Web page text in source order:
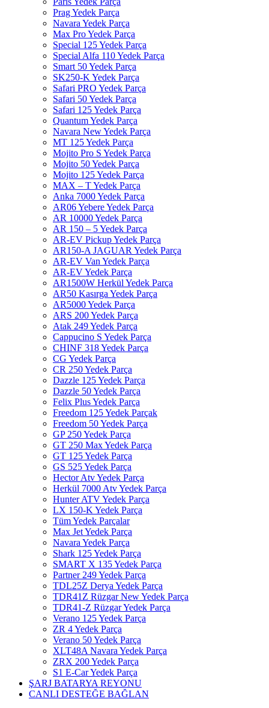
Prag Yedek Parça
Navara Yedek Parça
Max Pro Yedek Parça
Special 125 Yedek Parça
Special Alfa 110 Yedek Parça
Smart 50 Yedek Parça
SK250-K Yedek Parça
Safari PRO Yedek Parça
Safari 50 Yedek Parça
Safari 125 Yedek Parça
Quantum Yedek Parça
Navara New Yedek Parça
MT 125 Yedek Parça
Mojito Pro S Yedek Parça
Mojito 50 Yedek Parça
Mojito 125 Yedek Parça
MAX – T Yedek Parça
Anka 7000 Yedek Parça
AR06 Yebere Yedek Parça
AR 10000 Yedek Parça
AR 150 – 5 Yedek Parça
AR-EV Pickup Yedek Parça
AR150-A JAGUAR Yedek Parça
AR-EV Van Yedek Parça
AR-EV Yedek Parça
AR1500W Herkül Yedek Parça
AR50 Kasırga Yedek Parça
AR5000 Yedek Parça
ARS 200 Yedek Parça
Atak 249 Yedek Parça
Cappucino S Yedek Parça
CHINF 318 Yedek Parça
CG Yedek Parça
CR 250 Yedek Parça
Dazzle 125 Yedek Parça
Dazzle 50 Yedek Parça
Felix Plus Yedek Parça
Freedom 125 Yedek Parçak
Freedom 50 Yedek Parça
GP 250 Yedek Parça
GT 250 Max Yedek Parça
GT 125 Yedek Parça
GS 525 Yedek Parça
Hector Atv Yedek Parça
Herkül 7000 Atv Yedek Parça
Hunter ATV Yedek Parça
LX 150-K Yedek Parça
Tüm Yedek Parçalar
Max Jet Yedek Parça
Navara Yedek Parça
Shark 125 Yedek Parça
SMART X 135 Yedek Parça
Partner 249 Yedek Parça
TDL25Z Derya Yedek Parça
TDR41Z Rüzgar New Yedek Parça
TDR41-Z Rüzgar Yedek Parça
Verano 125 Yedek Parça
ZR 4 Yedek Parça
Verano 50 Yedek Parça
XLT48A Navara Yedek Parça
ZRX 200 Yedek Parça
S1 E-Car Yedek Parça
ŞARJ BATARYA REYONU
CANLI DESTEĞE BAĞLAN